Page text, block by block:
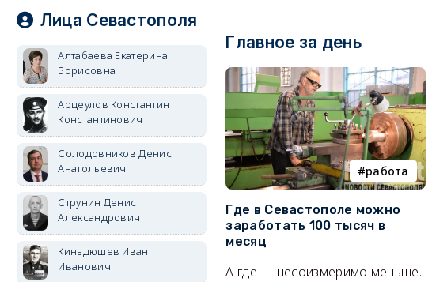
Главное за день
работа
Где в Севастополе можно
заработать 100 тысяч в
месяц
А где — несоизмеримо меньше.
Лица Севастополя
Алтабаева Екатерина
Борисовна
Арцеулов Константин
Константинович
Солодовников Денис
Анатольевич
Струнин Денис
Александрович
Киньдюшев Иван
Иванович